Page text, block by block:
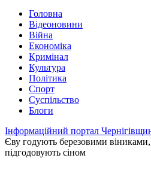
Головна
Відеоновини
Війна
Економіка
Кримінал
Культура
Політика
Спорт
Суспільство
Блоги
Інформаційний портал
Єву годують березовими
підгодовують сіном